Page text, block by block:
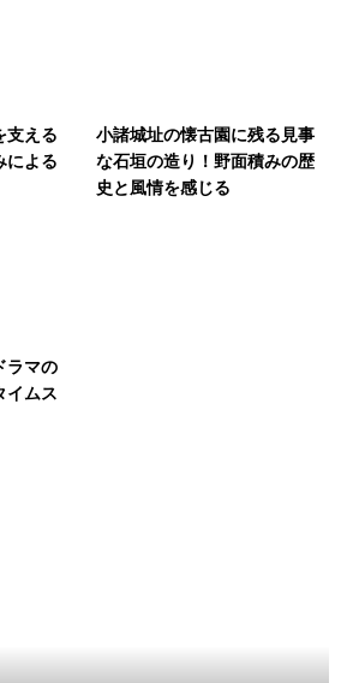
支える
による
小諸城址の懐古園に残る見事
な石垣の造り！野面積みの歴
史と風情を感じる
ラマの
イムス